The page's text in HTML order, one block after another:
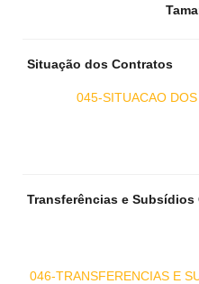
Situação dos Contratos
045-SITUACAO
Transferências e
046-TRANSFERENCIAS E